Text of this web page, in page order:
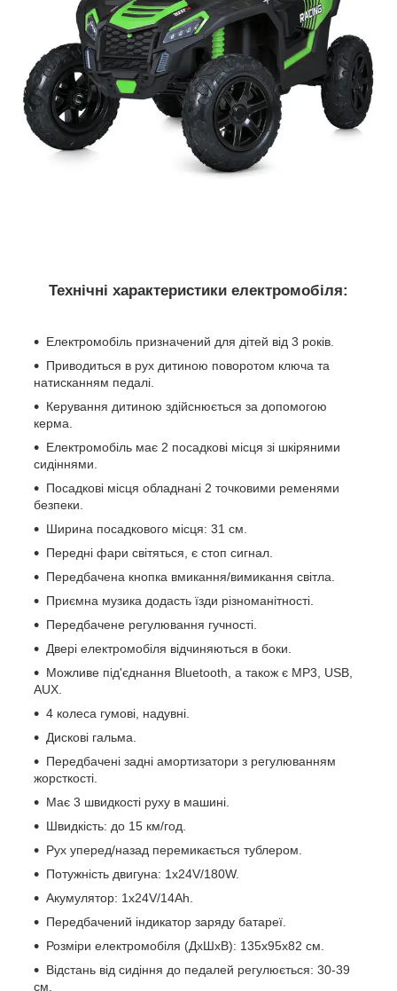
Технічні характеристики електромобіля:
Електромобіль призначений для дітей від 3 років.
Приводиться в рух дитиною поворотом ключа та
натисканням педалі.
Керування дитиною здійснюється за допомогою
керма.
Електромобіль має 2 посадкові місця зі шкіряними
сидіннями.
Посадкові місця обладнані 2 точковими ременями
безпеки.
Ширина посадкового місця: 31 см.
Передні фари світяться, є стоп сигнал.
Передбачена кнопка вмикання/вимикання світла.
Приємна музика додасть їзди різноманітності.
Передбачене регулювання гучності.
Двері електромобіля відчиняються в боки.
Можливе під'єднання Bluetooth, а також є MP3, USB,
AUX.
4 колеса гумові, надувні.
Дискові гальма.
Передбачені задні амортизатори з регулюванням
жорсткості.
Має 3 швидкості руху в машині.
Швидкість: до 15 км/год.
Рух уперед/назад перемикається тублером.
Потужність двигуна: 1х24V/180W.
Акумулятор: 1х24V/14Ah.
Передбачений індикатор заряду батареї.
Розміри електромобіля (ДхШхВ): 135х95х82 см.
Відстань від сидіння до педалей регулюється: 30-39
см.